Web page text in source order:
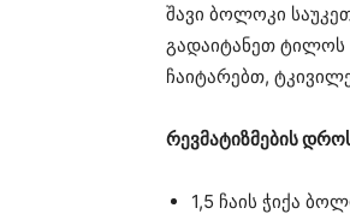
შავი ბოლოკი
გადაიტანეთ ტილოს
ჩაიტარებთ,
რევმატიზმების
1,5 ჩაის ჭიქა